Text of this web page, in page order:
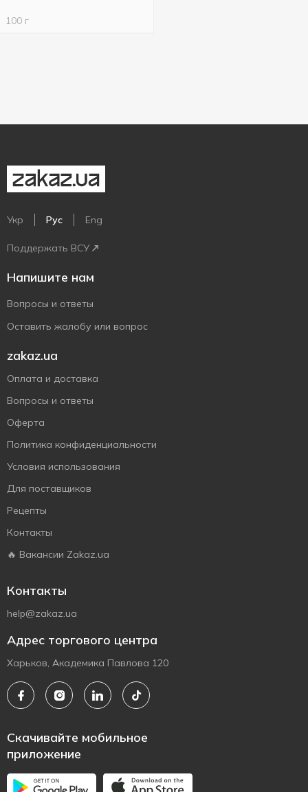
100 г
Укр Рус Eng
Поддержать ВСУ
Напишите нам
Вопросы и ответы
Оставить жалобу или вопрос
zakaz.ua
Оплата и доставка
Вопросы и ответы
Оферта
Политика конфиденциальности
Условия использования
Для поставщиков
Рецепты
Контакты
🔥 Вакансии Zakaz.ua
Контакты
help@zakaz.ua
Адрес торгового центра
Харьков, Академика Павлова 120
Скачивайте мобильное
приложение